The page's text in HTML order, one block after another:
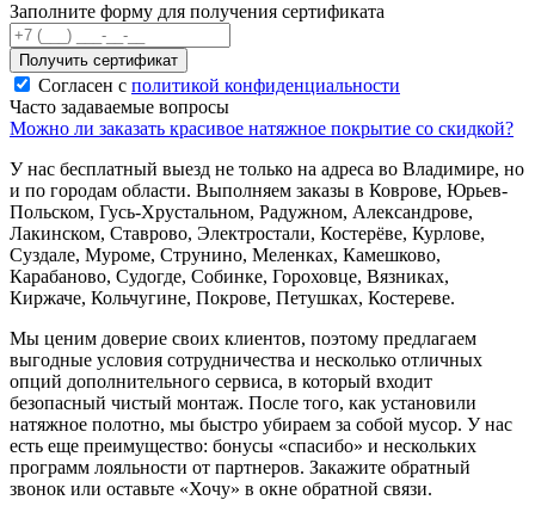
Заполните форму для получения сертификата
Получить сертификат
Согласен с политикой конфиденциальности
Часто задаваемые вопросы
Можно ли заказать красивое натяжное покрытие со скидкой?
У нас бесплатный выезд не только на адреса во Владимире, но
и по городам области. Выполняем заказы в Коврове, Юрьев-
Польском, Гусь-Хрустальном, Радужном, Александрове,
Лакинском, Ставрово, Электростали, Костерёве, Курлове,
Суздале, Муроме, Струнино, Меленках, Камешково,
Карабаново, Судогде, Собинке, Гороховце, Вязниках,
Киржаче, Кольчугине, Покрове, Петушках, Костереве.
Мы ценим доверие своих клиентов, поэтому предлагаем
выгодные условия сотрудничества и несколько отличных
опций дополнительного сервиса, в который входит
безопасный чистый монтаж. После того, как установили
натяжное полотно, мы быстро убираем за собой мусор. У нас
есть еще преимущество: бонусы «спасибо» и нескольких
программ лояльности от партнеров. Закажите обратный
звонок или оставьте «Хочу» в окне обратной связи.